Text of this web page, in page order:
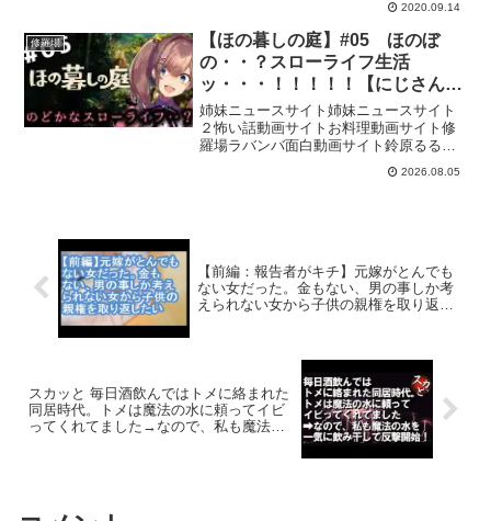
ャパンCM 泣けるCM ピアノ編【感動
CM】JR九州「全線開業」特別篇180秒日
本での感動CM...
2020.09.14
修羅場
【ほの暮しの庭】#05 ほのぼ
の・・？スローライフ生活
ッ・・・！！！！！【にじさん
じ/鈴原るる 】
姉妹ニュースサイト姉妹ニュースサイト
２怖い話動画サイトお料理動画サイト修
羅場ラバンバ面白動画サイト鈴原るる
lulu suzuhara【にじさんじ所属】ただい
ま。ありがとう。今回の配信は【ほの暮
2026.08.05
【前編：報告者がキチ】元嫁がとんでも
ない女だった。金もない、男の事しか考
えられない女から子供の親権を取り返し
スカッと 毎日酒飲んではトメに絡まれた
同居時代。トメは魔法の水に頼ってイビ
ってくれてました→なので、私も魔法の